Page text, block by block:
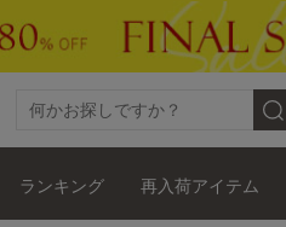
ランキング 再入荷アイテム